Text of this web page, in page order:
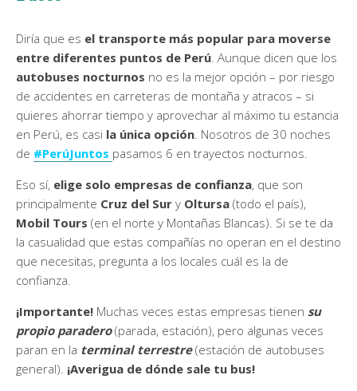
Diría que es el transporte más popular para moverse
entre diferentes puntos de Perú. Aunque dicen que los
autobuses nocturnos no es la mejor opción – por riesgo
de accidentes en carreteras de montaña y atracos – si
quieres ahorrar tiempo y aprovechar al máximo tu estancia
en Perú, es casi la única opción. Nosotros de 30 noches
de #PerúJuntos pasamos 6 en trayectos nocturnos.
Eso sí, elige solo empresas de confianza, que son
principalmente Cruz del Sur y Oltursa (todo el país),
Mobil Tours (en el norte y Montañas Blancas). Si se te da
la casualidad que estas compañías no operan en el destino
que necesitas, pregunta a los locales cuál es la de
confianza.
¡Importante! Muchas veces estas empresas tienen su
propio paradero (parada, estación), pero algunas veces
paran en la terminal terrestre(estación de autobuses
general). ¡Averigua de dónde sale tu bus!